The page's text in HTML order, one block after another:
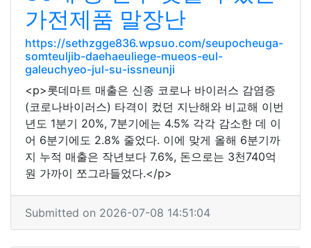
가전제품 말장난
https://sethzgge836.wpsuo.com/seupocheuga-
somteuljib-daehaeuliege-mueos-eul-
galeuchyeo-jul-su-issneunji
<p>롯데마트 매출은 신종 코로나 바이러스 감염증
(코로나바이러스) 타격이 컸던 지난해와 비교해 이번
년도 1분기 20%, 7분기에는 4.5% 각각 감소한 데 이
어 6분기에도 2.8% 줄었다. 이에 맞게 올해 6분기까
지 누적 매출은 작년보다 7.6%, 돈으로는 3천740억
원 가까이 쪼그라들었다.</p>
Submitted on 2026-07-08 14:51:04